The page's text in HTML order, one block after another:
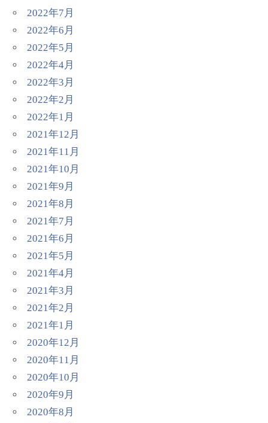
2022年7月
2022年6月
2022年5月
2022年4月
2022年3月
2022年2月
2022年1月
2021年12月
2021年11月
2021年10月
2021年9月
2021年8月
2021年7月
2021年6月
2021年5月
2021年4月
2021年3月
2021年2月
2021年1月
2020年12月
2020年11月
2020年10月
2020年9月
2020年8月